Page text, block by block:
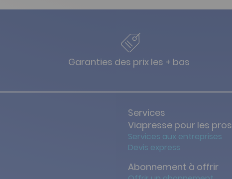
Garanties des prix les + bas
Services
Viapresse pour les pros
Services aux entreprises
Devis express
Abonnement à offrir